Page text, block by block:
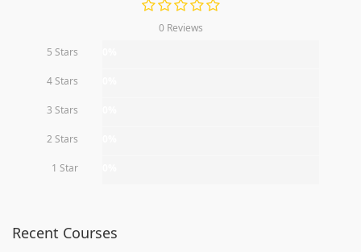
0 Reviews
5 Stars
4 Stars
3 Stars
2 Stars
1 Star
Recent Courses